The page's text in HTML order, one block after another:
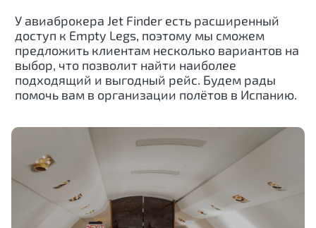
У авиаброкера Jet Finder есть расширенный
доступ к Empty Legs, поэтому мы сможем
предложить клиентам несколько вариантов на
выбор, что позволит найти наиболее
подходящий и выгодный рейс. Будем рады
помочь вам в организации полётов в Испанию.